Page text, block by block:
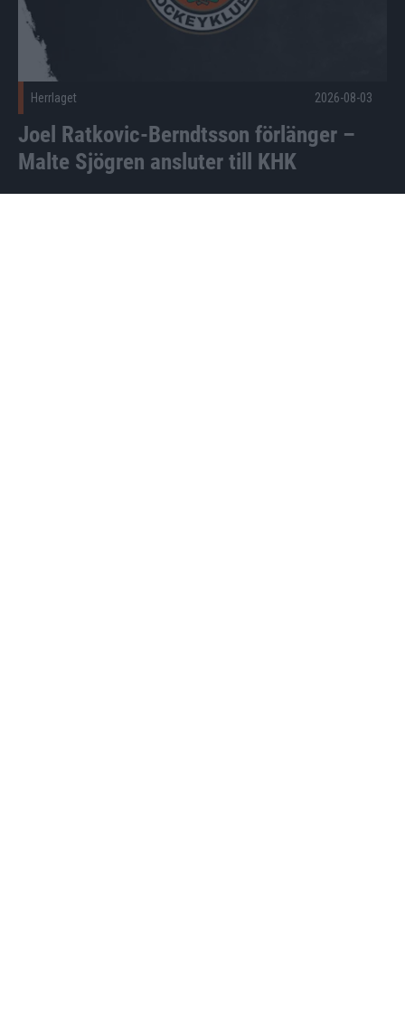
Herrlaget 2026-08-03
Joel Ratkovic-Berndtsson förlänger –
Malte Sjögren ansluter till KHK